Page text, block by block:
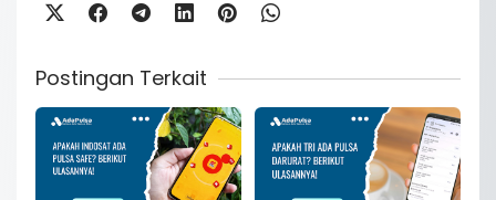
Postingan Terkait